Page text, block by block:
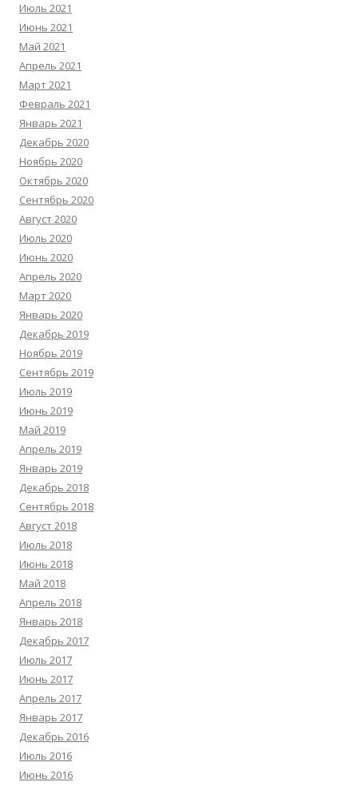
Июль 2021
Июнь 2021
Май 2021
Апрель 2021
Март 2021
Февраль 2021
Январь 2021
Декабрь 2020
Ноябрь 2020
Октябрь 2020
Сентябрь 2020
Август 2020
Июль 2020
Июнь 2020
Апрель 2020
Март 2020
Январь 2020
Декабрь 2019
Ноябрь 2019
Сентябрь 2019
Июль 2019
Июнь 2019
Май 2019
Апрель 2019
Январь 2019
Декабрь 2018
Сентябрь 2018
Август 2018
Июль 2018
Июнь 2018
Май 2018
Апрель 2018
Январь 2018
Декабрь 2017
Июль 2017
Июнь 2017
Апрель 2017
Январь 2017
Декабрь 2016
Июль 2016
Июнь 2016